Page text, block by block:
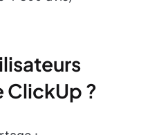
ClickUp ?